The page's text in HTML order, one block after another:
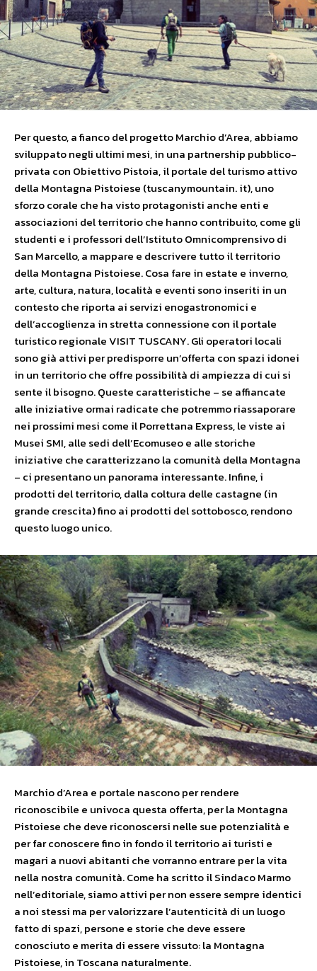
Per questo, a fianco del progetto Marchio d’Area, abbiamo
sviluppato negli ultimi mesi, in una partnership pubblico-
privata con Obiettivo Pistoia, il portale del turismo attivo
della Montagna Pistoiese (tuscanymountain. it), uno
sforzo corale che ha visto protagonisti anche enti e
associazioni del territorio che hanno contribuito, come gli
studenti e i professori dell’Istituto Omnicomprensivo di
San Marcello, a mappare e descrivere tutto il territorio
della Montagna Pistoiese. Cosa fare in estate e inverno,
arte, cultura, natura, località e eventi sono inseriti in un
contesto che riporta ai servizi enogastronomici e
dell’accoglienza in stretta connessione con il portale
turistico regionale VISIT TUSCANY. Gli operatori locali
sono già attivi per predisporre un’offerta con spazi idonei
in un territorio che offre possibilità di ampiezza di cui si
sente il bisogno. Queste caratteristiche – se affiancate
alle iniziative ormai radicate che potremmo riassaporare
nei prossimi mesi come il Porrettana Express, le viste ai
Musei SMI, alle sedi dell’Ecomuseo e alle storiche
iniziative che caratterizzano la comunità della Montagna
– ci presentano un panorama interessante. Infine, i
prodotti del territorio, dalla coltura delle castagne (in
grande crescita) fino ai prodotti del sottobosco, rendono
questo luogo unico.
Marchio d’Area e portale nascono per rendere
riconoscibile e univoca questa offerta, per la Montagna
Pistoiese che deve riconoscersi nelle sue potenzialità e
per far conoscere fino in fondo il territorio ai turisti e
magari a nuovi abitanti che vorranno entrare per la vita
nella nostra comunità. Come ha scritto il Sindaco Marmo
nell’editoriale, siamo attivi per non essere sempre identici
a noi stessi ma per valorizzare l’autenticità di un luogo
fatto di spazi, persone e storie che deve essere
conosciuto e merita di essere vissuto: la Montagna
Pistoiese, in Toscana naturalmente.